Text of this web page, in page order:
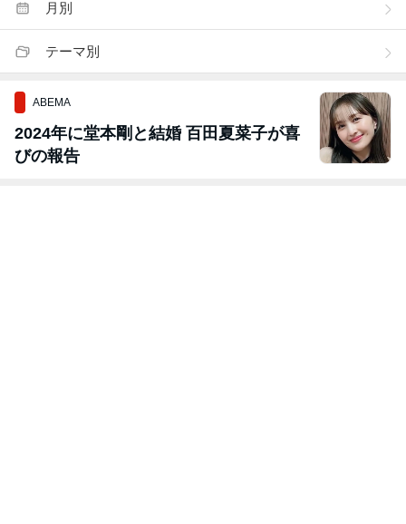
月別
テーマ別
ABEMA
2024年に堂本剛と結婚 百田夏菜子が喜
びの報告